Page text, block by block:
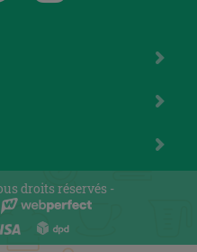
droits réservés -